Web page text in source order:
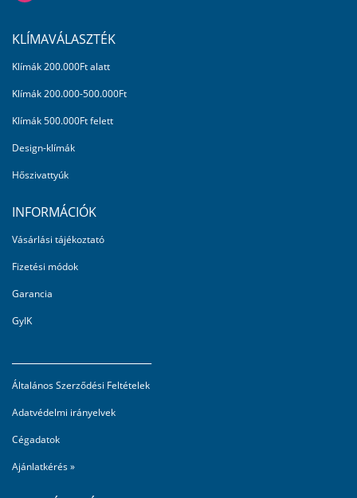
KLÍMAVÁLASZTÉK
Klímák 200.000Ft alatt
Klímák 200.000-500.000Ft
Klímák 500.000Ft felett
Design-klímák
Hőszivattyúk
INFORMÁCIÓK
Vásárlási tájékoztató
Fizetési módok
Garancia
GyIK
Általános Szerződési Feltételek
Adatvédelmi irányelvek
Cégadatok
Ajánlatkérés »